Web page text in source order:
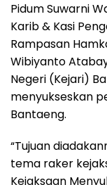
Pidum Suwarni
Karib & Kasi
Rampasan
Wibiyanto
Negeri (Kejari)
menyukseskan
Bantaeng.
“Tujuan
tema raker
Kejaksaan